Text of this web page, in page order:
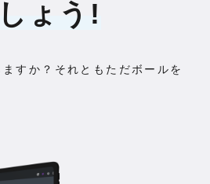
ょう!
すか？それともただボールを